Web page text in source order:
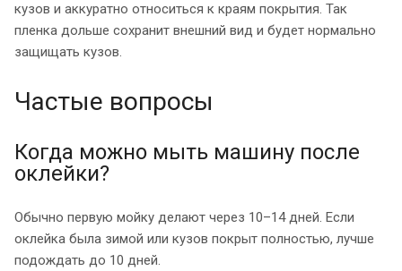
кузов и аккуратно относиться к краям покрытия. Так
пленка дольше сохранит внешний вид и будет нормально
защищать кузов.
Частые вопросы
Когда можно мыть машину после
оклейки?
Обычно первую мойку делают через 10–14 дней. Если
оклейка была зимой или кузов покрыт полностью, лучше
подождать до 10 дней.